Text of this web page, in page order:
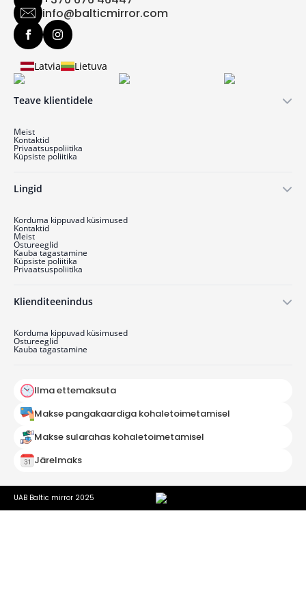
info@balticmirror.com
Latvia Lietuva
Teave klientidele
Meist
Kontaktid
Privaatsuspoliitika
Küpsiste poliitika
Lingid
Korduma kippuvad küsimused
Kontaktid
Meist
Ostu­reeglid
Kauba tagastamine
Küpsiste poliitika
Privaatsuspoliitika
Klienditeenindus
Korduma kippuvad küsimused
Ostu­reeglid
Kauba tagastamine
Ilma ettemaksuta
Makse pangakaardiga kohaletoimetamisel
Makse sularahas kohaletoimetamisel
Järelmaks
UAB Baltic mirror 2025